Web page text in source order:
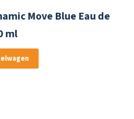
Move Blue Eau de
ml